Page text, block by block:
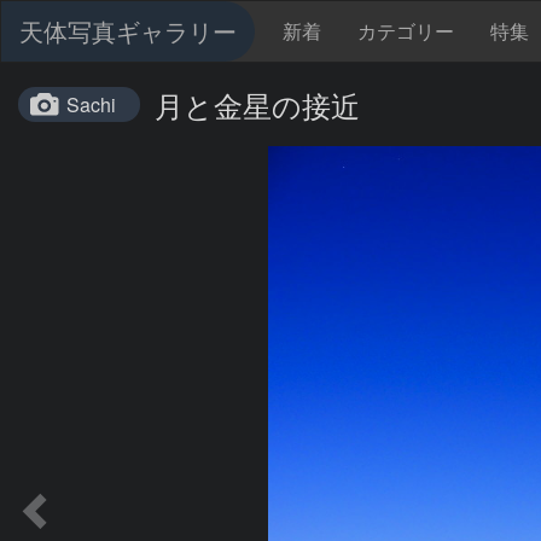
天体写真ギャラリー 新着 カテゴリー 特集
Sachi 月と金星の接近